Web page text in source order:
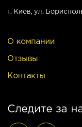
г. Киев , ул.
О компании
Отзывы
Контакты
Следите за